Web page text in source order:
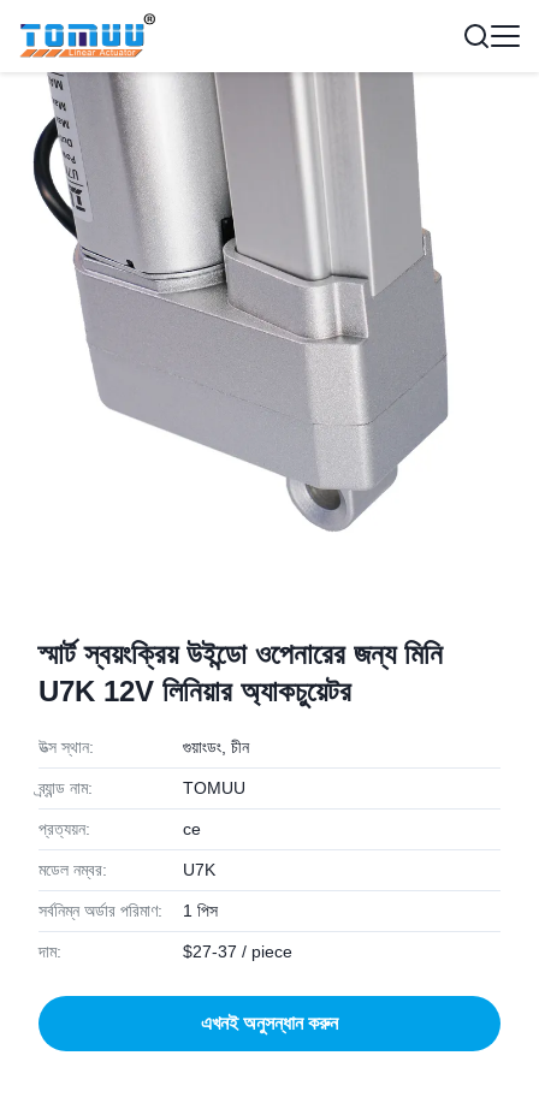
স্মার্ট স্বয়ংক্রিয় উইন্ডো ওপেনারের জন্য মিনি
U7K 12V লিনিয়ার অ্যাকচুয়েটর
উত্স স্থান: গুয়াংডং, চীন
ব্র্যান্ড নাম: TOMUU
প্রত্যয়ন: ce
মডেল নম্বর: U7K
সর্বনিম্ন অর্ডার পরিমাণ: 1 পিস
দাম: $27-37 / piece
এখনই অনুসন্ধান করুন